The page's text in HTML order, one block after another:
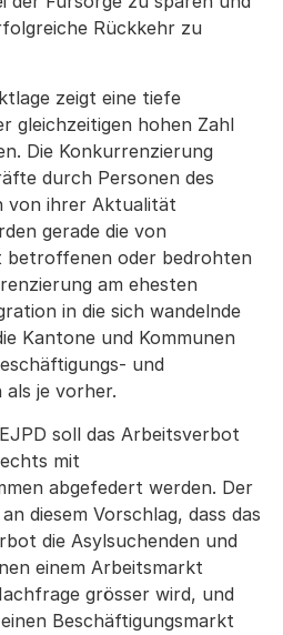
Rückkehr zu
zeigt eine tiefe
gleichzeitigen hohen Zahl
Die Konkurrenzierung
durch Personen des
von ihrer Aktualität
gerade die von
betroffenen oder bedrohten
am ehesten
in die sich wandelnde
Kantone und Kommunen
und
als je vorher.
soll das Arbeitsverbot
mit
abgefedert werden. Der
diesem Vorschlag, dass das
die Asylsuchenden und
einem Arbeitsmarkt
grösser wird, und
Beschäftigungsmarkt